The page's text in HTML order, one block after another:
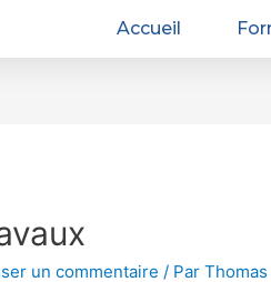
Accueil
un commentaire / ParThomas